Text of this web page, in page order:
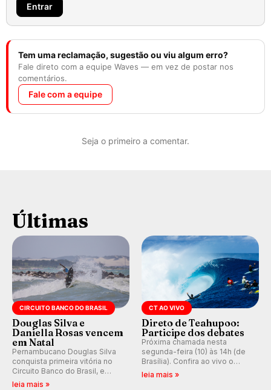
Entrar
Tem uma reclamação, sugestão ou viu algum erro?
Fale direto com a equipe Waves — em vez de postar nos
comentários.
Fale com a equipe
Seja o primeiro a comentar.
Últimas
CIRCUITO BANCO DO BRASIL
Douglas Silva e
Daniella Rosas vencem
em Natal
Pernambucano Douglas Silva
conquista primeira vitória no
Circuito Banco do Brasil, e
peruana Daniella Rosas vence
leia mais »
CT AO VIVO
Direto de Teahupoo:
Participe dos debates
Próxima chamada nesta
segunda-feira (10) às 14h (de
Brasília). Confira ao vivo o
Outerknown Tahiti Pro 2026 e
leia mais »